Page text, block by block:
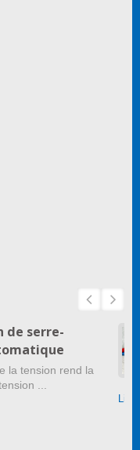
serre-
la tension rend la
...
Lire